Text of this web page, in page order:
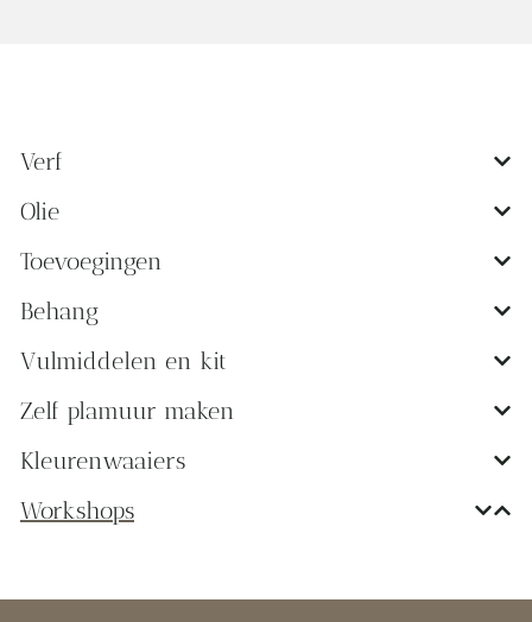
Verf
Olie
Toevoegingen
Behang
Vulmiddelen en kit
Zelf plamuur maken
Kleurenwaaiers
Workshops